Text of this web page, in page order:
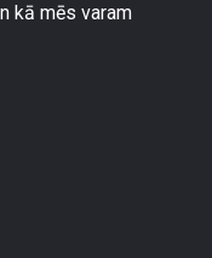
kā mēs varam